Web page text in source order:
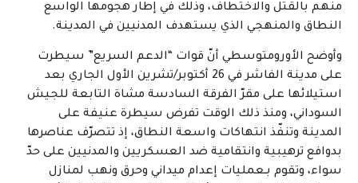
منهم بالقتل والاختطاف، وذلك في إطار هجومها الواسع
النطاق والمنهجي الذي يستهدف المدنيين في المدينة.
وأوضح الأورومتوسطي أنّ قوات “الدعم السريع” سيطرت
على مدينة الفاشر في 26 أكتوبر/تشرين الأول الجاري بعد
استيلائها على مقرّ الفرقة السادسة مشاة التابعة للجيش
السوداني، ومنذ ذلك الوقت تفرض سيطرة عنيفة على
المدينة وتنفّذ انتهاكات واسعة النطاق، إذ تتصرّف عناصرها
بدوافع ترهيبية وانتقامية ضد العسكريين والمدنيين على حدّ
سواء، وتقوم بـعمليات إعدام ميداني وحرق ونهب لمنازل